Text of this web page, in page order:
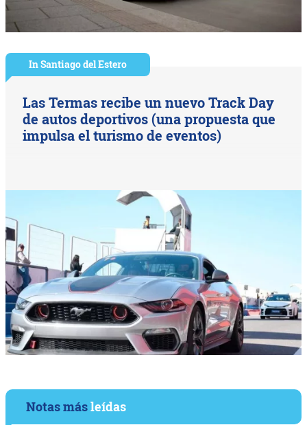
In Santiago del Estero
Las Termas recibe un nuevo Track Day
de autos deportivos (una propuesta que
impulsa el turismo de eventos)
Notas másleídas